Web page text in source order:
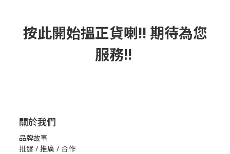
按此開始搵正貨喇!! 期待為您
服務!!
關於我們
品牌故事
批發 / 推廣 / 合作